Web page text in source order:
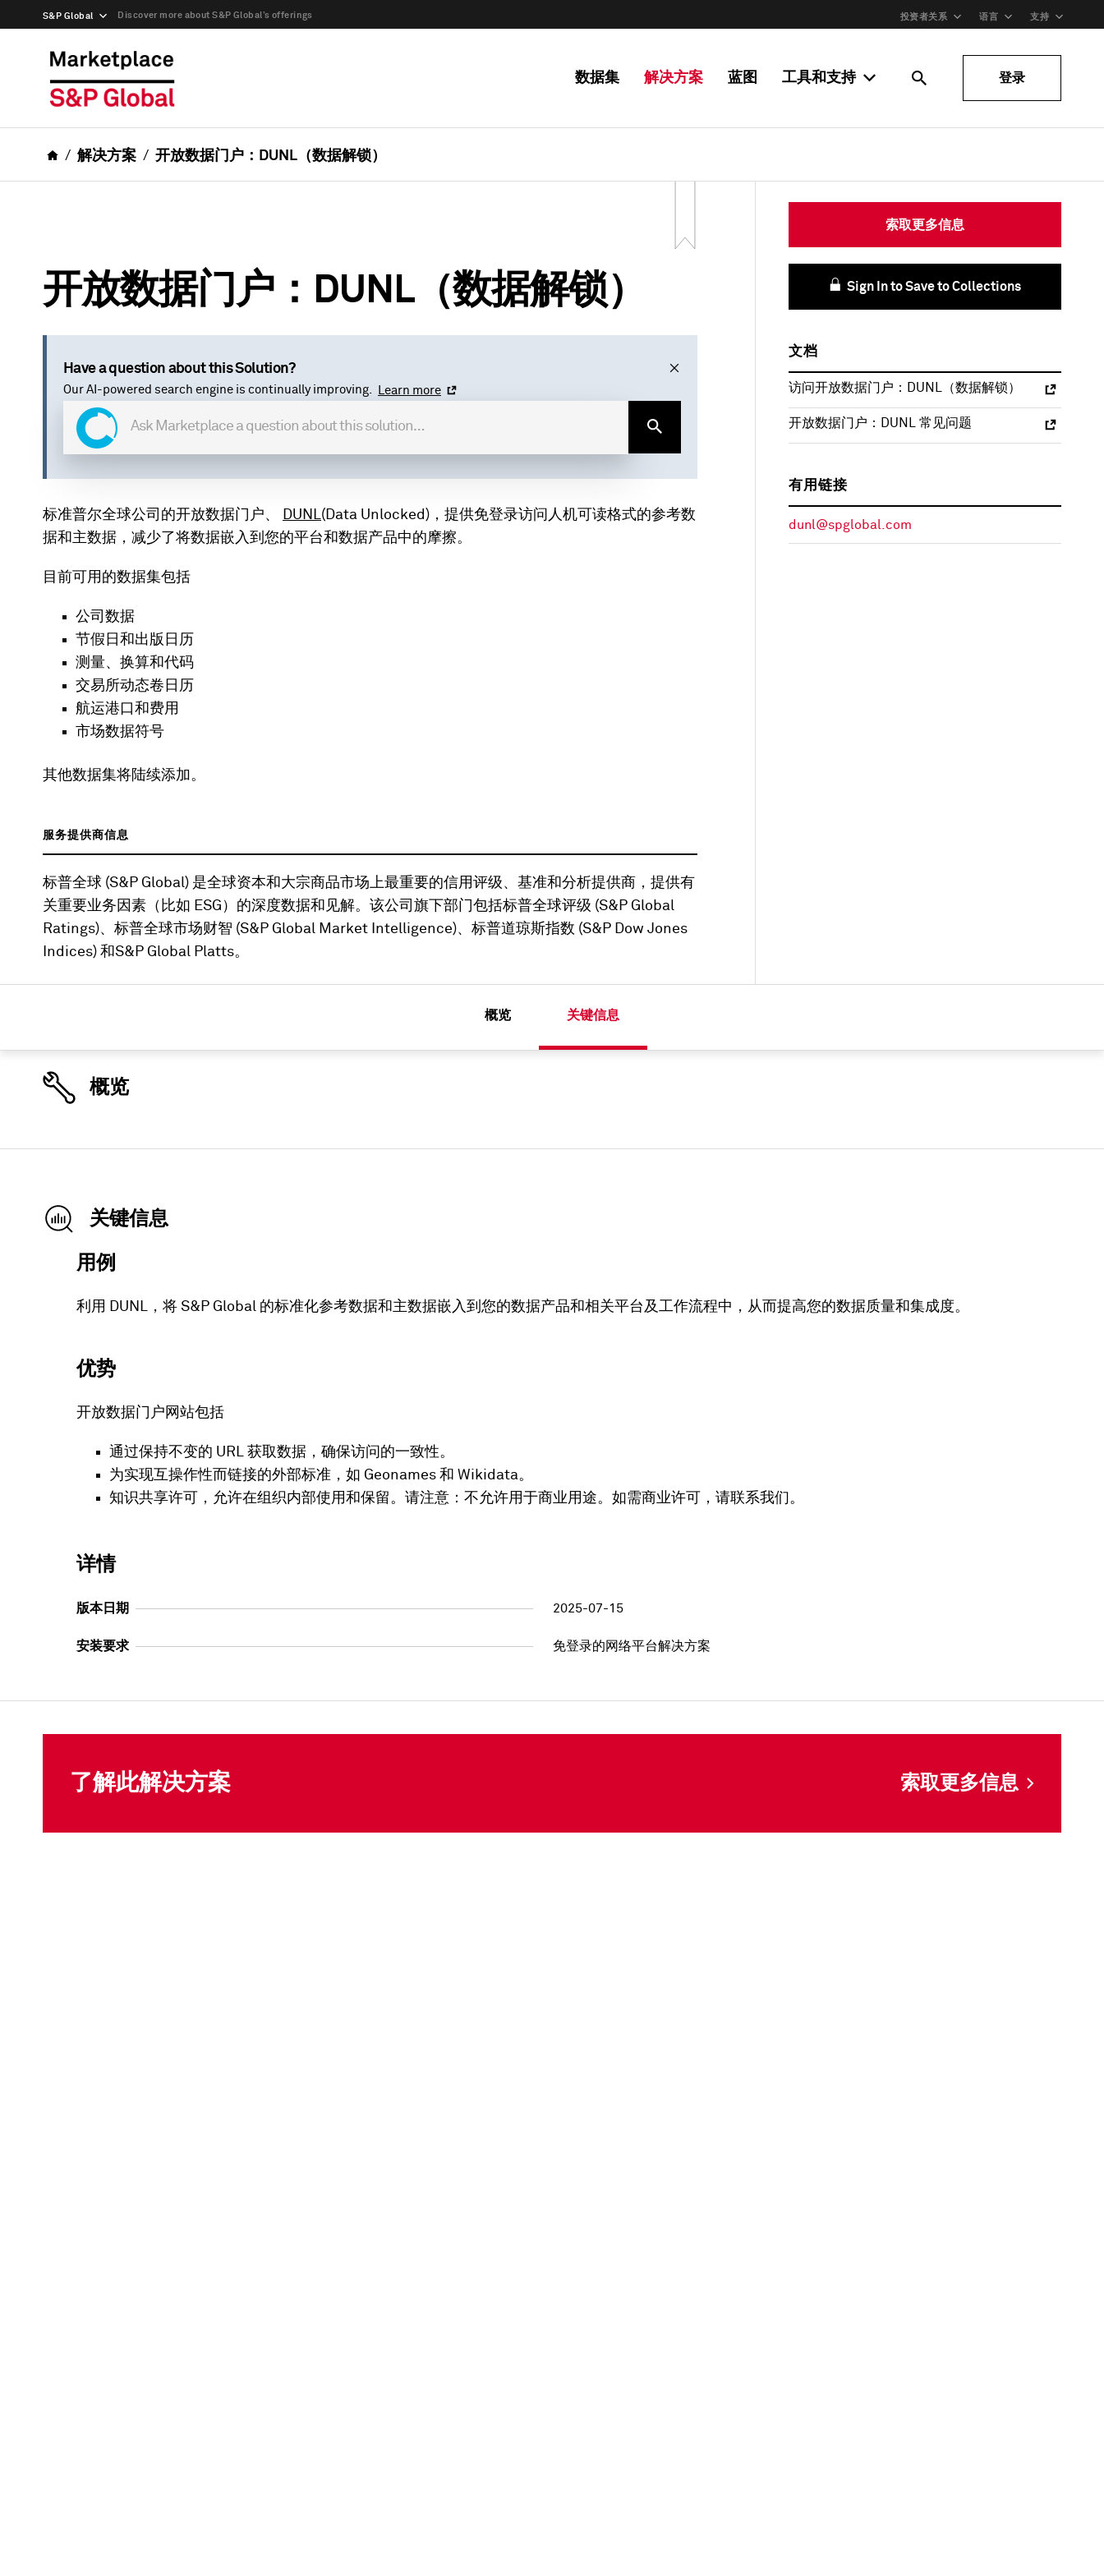
S&P Global Discover more about S&P Global’s offerings 投资者关系 语言 支持
数据集 解决方案 蓝图 工具和支持 登录
解决方案 开放数据门户：DUNL（数据解锁）
开放数据门户：DUNL（数据解锁）
Have a question about this Solution?
Our AI-powered search engine is continually improving. Learn more
标准普尔全球公司的开放数据门户、 DUNL (Data Unlocked)，提供免登录访问人机可读格式的参考数
据和主数据，减少了将数据嵌入到您的平台和数据产品中的摩擦。
目前可用的数据集包括
公司数据
节假日和出版日历
测量、换算和代码
交易所动态卷日历
航运港口和费用
市场数据符号
其他数据集将陆续添加。
服务提供商信息
标普全球 (S&P Global) 是全球资本和大宗商品市场上最重要的信用评级、基准和分析提供商，提供有
关重要业务因素（比如 ESG）的深度数据和见解。该公司旗下部门包括标普全球评级 (S&P Global
Ratings)、标普全球市场财智 (S&P Global Market Intelligence)、标普道琼斯指数 (S&P Dow Jones
Indices) 和S&P Global Platts。
索取更多信息
Sign In to Save to Collections
文档
访问开放数据门户：DUNL（数据解锁）
开放数据门户：DUNL 常见问题
有用链接
dunl@spglobal.com
概览 关键信息
概览
关键信息
用例
利用 DUNL，将 S&P Global 的标准化参考数据和主数据嵌入到您的数据产品和相关平台及工作流程中，从而提高您的数据质量和集成度。
优势
开放数据门户网站包括
通过保持不变的 URL 获取数据，确保访问的一致性。
为实现互操作性而链接的外部标准，如 Geonames 和 Wikidata。
知识共享许可，允许在组织内部使用和保留。请注意：不允许用于商业用途。如需商业许可，请联系我们。
详情
版本日期 2025-07-15
安装要求 免登录的网络平台解决方案
了解此解决方案 索取更多信息